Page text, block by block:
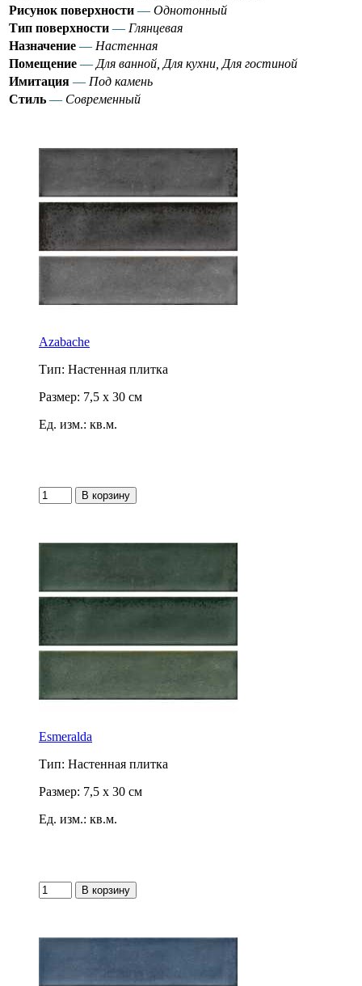
Рисунок поверхности — Однотонный
Тип поверхности — Глянцевая
Назначение — Настенная
Помещение — Для ванной, Для кухни, Для гостиной
Имитация — Под камень
Стиль — Современный
Azabache
Тип: Настенная плитка
Размер: 7,5 x 30 см
Ед. изм.: кв.м.
Esmeralda
Тип: Настенная плитка
Размер: 7,5 x 30 см
Ед. изм.: кв.м.